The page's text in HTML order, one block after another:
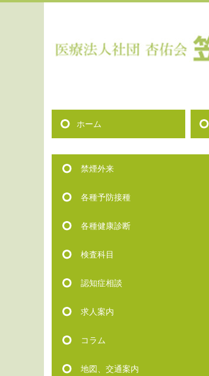
ホーム
禁煙外来
各種予防接種
各種健康診断
検査科目
認知症相談
求人案内
コラム
地図、交通案内